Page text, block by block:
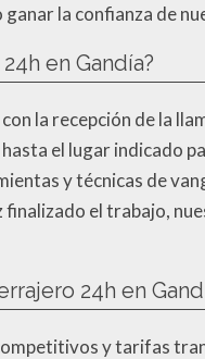
la confianza de
en Gandía?
la recepción de la
el lugar indicado
y técnicas de
el trabajo,
24h en
y tarifas